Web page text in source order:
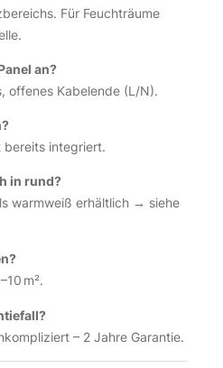
Für Feuchträume
an?
offenes Kabelende (L/N).
bereits integriert.
in rund?
warmweiß erhältlich → siehe
m².
– 2 Jahre Garantie.